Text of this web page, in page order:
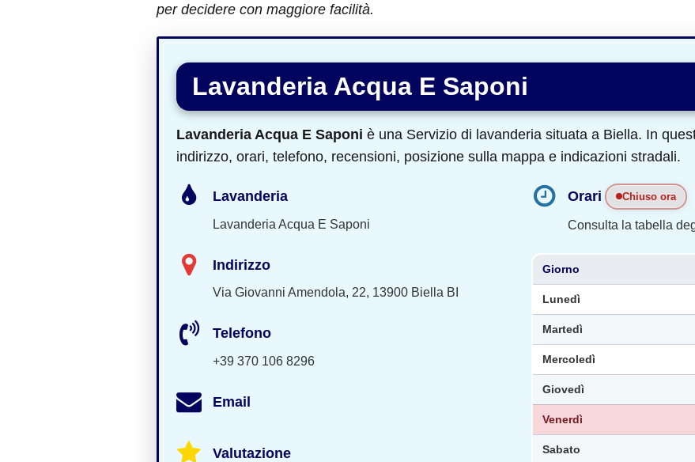
per decidere con maggiore facilità.
Lavanderia Acqua E Saponi
Lavanderia Acqua E Saponi è una Servizio di lavanderia situata a Biella. In
indirizzo, orari, telefono, recensioni, posizione sulla mappa e indicazioni stradali.
Lavanderia
Lavanderia Acqua E Saponi
Indirizzo
Via Giovanni Amendola, 22, 13900 Biella BI
Telefono
+39 370 106 8296
Email
Valutazione
Orari Chiuso ora
Consulta la tabella
Giorno
Lunedì
Martedì
Mercoledì
Giovedì
Venerdì
Sabato